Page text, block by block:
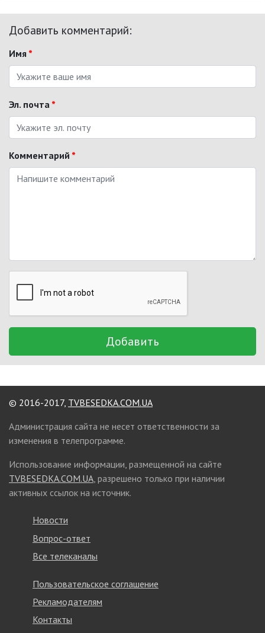
Добавить комментарий:
Имя *
Эл. почта *
Комментарий *
Добавить
© 2016-2017, TVBESEDKA.COM.UA
Администрация сайта не несет ответственности за
изменения в телепрограмме.
Использование информации, размещенной на сайте
TVBESEDKA.COM.UA, разрешено только при наличии
активных ссылок на источник.
Новости
Вопрос-ответ
Все телеканалы
Пользовательское соглашение
Рекламодателям
Контакты